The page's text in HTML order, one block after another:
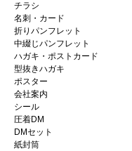
チラシ
名刺・カード
折りパンフレット
中綴じパンフレット
ハガキ・ポストカード
型抜きハガキ
ポスター
会社案内
シール
圧着DM
DMセット
紙封筒